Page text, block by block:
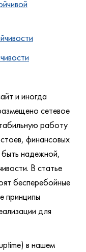
и иногда
сетевое
работу
финансовых
надежной,
В статье
бесперебойные
принципы
для
в нашем